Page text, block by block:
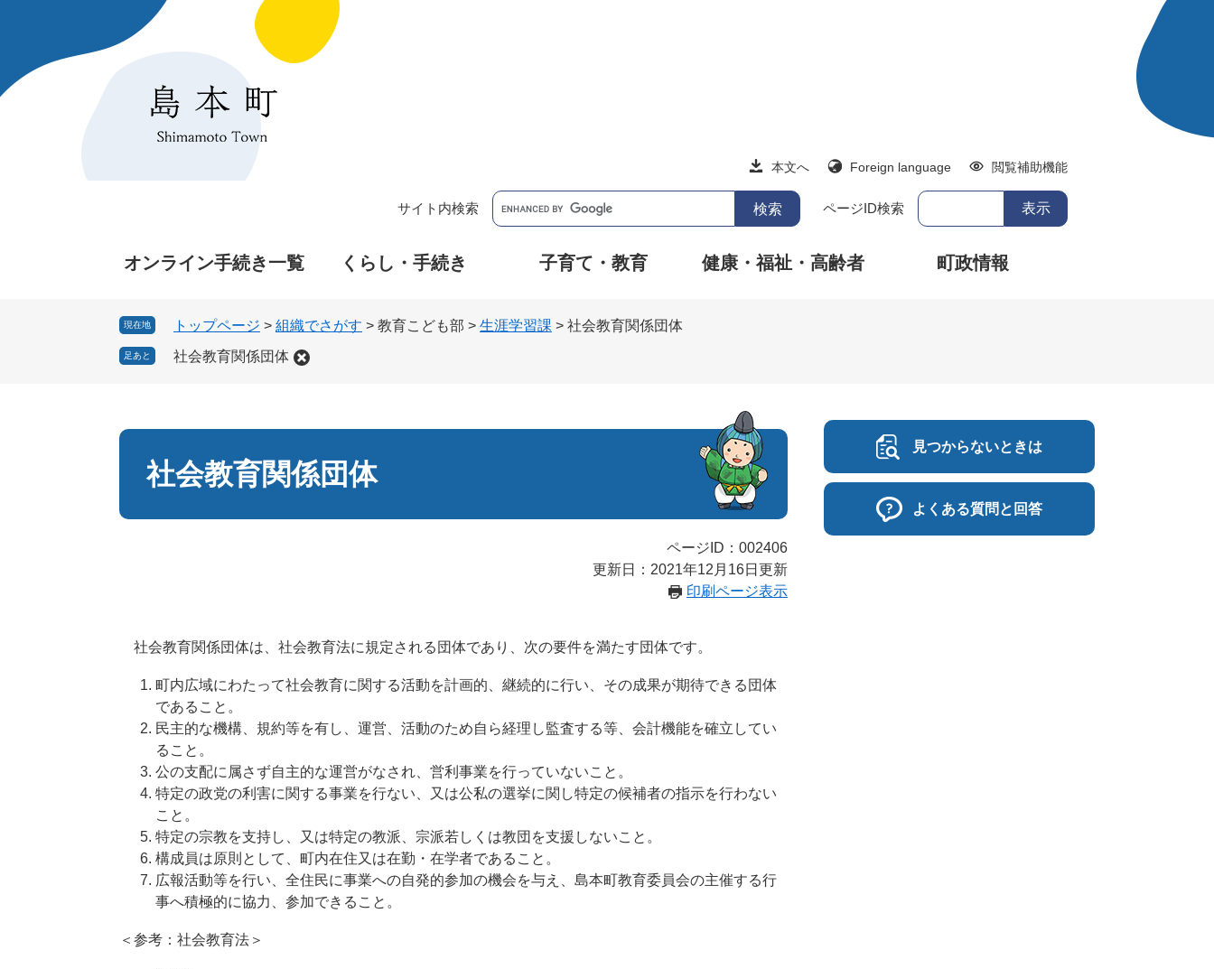
先
を
本文へ Foreign language 閲覧補助機能
サイト内検索 ページID検索
オンライン手続き一覧 くらし・手続き 子育て・教育 健康・福祉・高齢者 町政情報
現在地 トップページ > 組織でさがす > 教育こども部 > 生涯学習課 > 社会教育関係団体
足あと 社会教育関係団体
社会教育関係団体
ページID：002406
更新日：2021年12月16日更新
印刷ページ表示
社会教育関係団体は、社会教育法に規定される団体であり、次の要件を満たす団体です。
町内広域にわたって社会教育に関する活動を計画的、継続的に行い、その成果が期待できる団体
であること。
民主的な機構、規約等を有し、運営、活動のため自ら経理し監査する等、会計機能を確立してい
ること。
公の支配に属さず自主的な運営がなされ、営利事業を行っていないこと。
特定の政党の利害に関する事業を行ない、又は公私の選挙に関し特定の候補者の指示を行わない
こと。
特定の宗教を支持し、又は特定の教派、宗派若しくは教団を支援しないこと。
構成員は原則として、町内在住又は在勤・在学者であること。
広報活動等を行い、全住民に事業への自発的参加の機会を与え、島本町教育委員会の主催する行
事へ積極的に協力、参加できること。
＜参考：社会教育法＞
見つからないときは
よくある質問と回答